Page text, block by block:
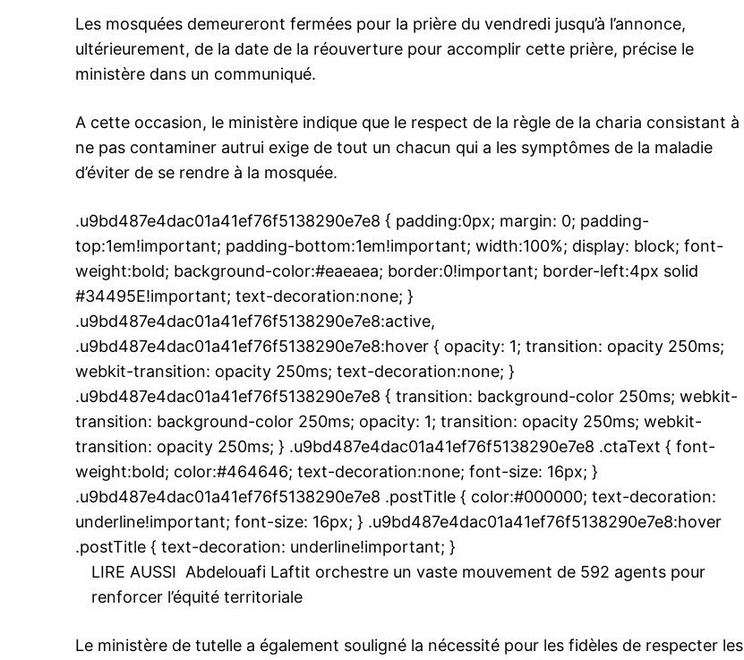
Les mosquées demeureront fermées pour la prière du vendredi jusqu’à l’annonce,
ultérieurement, de la date de la réouverture pour accomplir cette prière, précise le
ministère dans un communiqué.
A cette occasion, le ministère indique que le respect de la règle de la charia consistant à
ne pas contaminer autrui exige de tout un chacun qui a les symptômes de la maladie
d’éviter de se rendre à la mosquée.
.u9bd487e4dac01a41ef76f5138290e7e8 { padding:0px; margin: 0; padding-
top:1em!important; padding-bottom:1em!important; width:100%; display: block; font-
weight:bold; background-color:#eaeaea; border:0!important; border-left:4px solid
#34495E!important; text-decoration:none; }
.u9bd487e4dac01a41ef76f5138290e7e8:active,
.u9bd487e4dac01a41ef76f5138290e7e8:hover { opacity: 1; transition: opacity 250ms;
webkit-transition: opacity 250ms; text-decoration:none; }
.u9bd487e4dac01a41ef76f5138290e7e8 { transition: background-color 250ms; webkit-
transition: background-color 250ms; opacity: 1; transition: opacity 250ms; webkit-
transition: opacity 250ms; } .u9bd487e4dac01a41ef76f5138290e7e8 .ctaText { font-
weight:bold; color:#464646; text-decoration:none; font-size: 16px; }
.u9bd487e4dac01a41ef76f5138290e7e8 .postTitle { color:#000000; text-decoration:
underline!important; font-size: 16px; } .u9bd487e4dac01a41ef76f5138290e7e8:hover
.postTitle { text-decoration: underline!important; }
LIRE AUSSI Abdelouafi Laftit orchestre un vaste mouvement de 592 agents pour
renforcer l’équité territoriale
Le ministère de tutelle a également souligné la nécessité pour les fidèles de respecter les